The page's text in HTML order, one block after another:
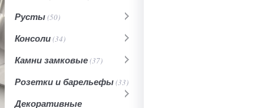
Русты(50)
Консоли(34)
Камни замковые(37)
Розетки и барельефы(33)
Декоративные